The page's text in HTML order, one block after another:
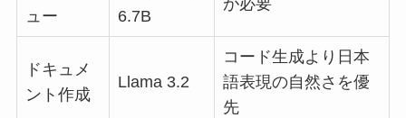
ュー
6.7B
が必要
ドキュメ
ント作成
Llama 3.2
コード生成より日本
語表現の自然さを優
先